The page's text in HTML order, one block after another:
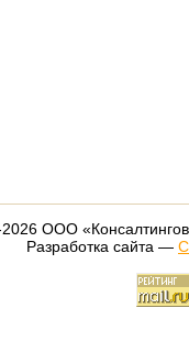
ООО
Разработка сайта —